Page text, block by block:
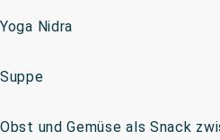
Yoga Nidra
Suppe
Obst und Gemüse als Snack